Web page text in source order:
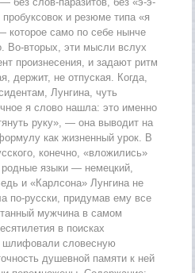
и резюме типа «я
которое само по себе нынче
Во-вторых, эти мысли вслух
произнесения, и задают ритм
держит, не отпуская. Когда,
Лунгина, чуть
я слово нашла: это именно
руку», — она выводит на
как жизненный урок. В
конечно, «вложились»
родные языки — немецкий,
и «Карлсона» Лунгина не
по-русски, придумав ему все
мужчина в самом
в поисках
шлифовали словесную
душевной памяти к ней